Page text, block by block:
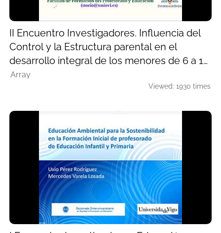
II Encuentro Investigadores. Influencia del
Control y la Estructura parental en el
desarrollo integral de los menores de 6 a 12
años
Array
Viewed: 1930 times